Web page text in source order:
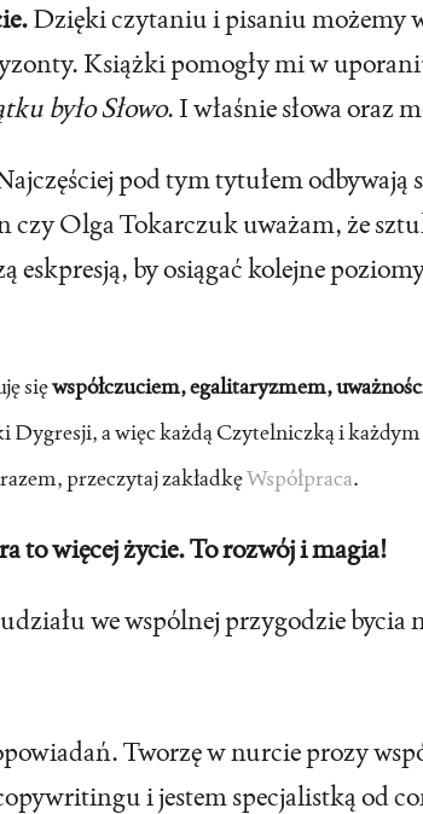
Dzięki czytaniu i pisaniu możemy
Książki pomogły mi w
było Słowo. I właśnie słowa oraz
pod tym tytułem odbywają
Olga Tokarczuk uważam, że
eskpresją, by osiągać kolejne
sięwspółczuciem, egalitaryzmem,
Dygresji, a więc każdą Czytelniczką i
przeczytaj zakładkęWspółpraca.
to więcej życie. To rozwój i magia!
we wspólnej przygodzie
Tworzę w nurcie prozy
i jestem specjalistką od